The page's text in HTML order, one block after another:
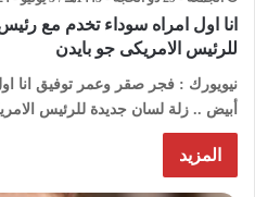
انا اول امراه سوداء تخدم مع
للرئيس الامريكى جو بايدن
نيويورك : فجر صقر وعمر توفيق انا
أبيض .. زلة لسان جديدة للرئيس
المزيد